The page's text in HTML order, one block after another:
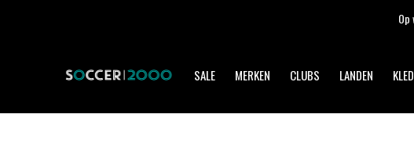
SALE MERKEN CLUBS LANDEN